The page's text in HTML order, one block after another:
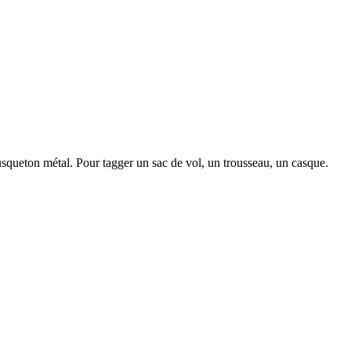
métal. Pour tagger un sac de vol, un trousseau, un casque.